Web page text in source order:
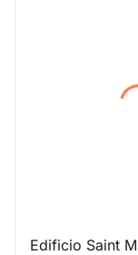
Edificio Saint